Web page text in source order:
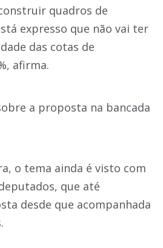
quadros de
expresso que não vai ter
das cotas de
afirma.
a proposta na bancada
o tema ainda é visto com
que até
desde que acompanhada